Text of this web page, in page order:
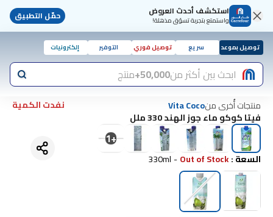
استكشف أحدث العروض
واستمتع بتجربة تسوّق مذهلة! حمّل التطبيق
توصيل بموعد سريع توصيل فوري التوفير إلكترونيات
ابحث بين أكثر من50,000+ منتج
منتجات أُخرى منVita Coco
نفدت الكمية
فيتا كوكو ماء جوز الهند 330 ملل
+
1
السعة:
330ml -Out of Stock